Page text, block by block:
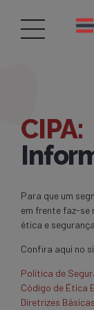
CIPA:
Para que um
em frente faz-se
ética e
Confira aqui no
Política de
Código de Ética
Diretrizes